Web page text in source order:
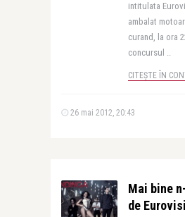
intitulata
ambalat
curand, la ora
concursul ..
CITEȘTE ÎN
26 mai 2012, 20:43
Mai bine
de